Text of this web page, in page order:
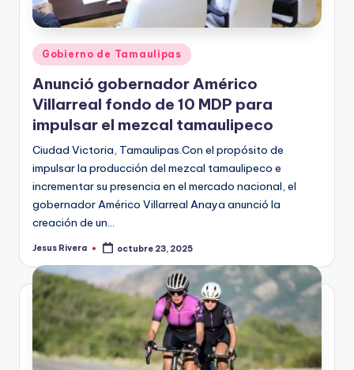
Publicado
en
Gobierno de Tamaulipas
Anunció gobernador Américo
Villarreal fondo de 10 MDP para
impulsar el mezcal tamaulipeco
Ciudad Victoria, Tamaulipas.Con el propósito de
impulsar la producción del mezcal tamaulipeco e
incrementar su presencia en el mercado nacional, el
gobernador Américo Villarreal Anaya anunció la
creación de un…
Publicado
Jesus Rivera octubre 23, 2025